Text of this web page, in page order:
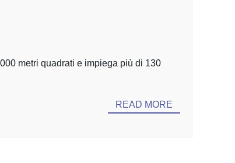
metri quadrati e impiega più di 130
READ MORE